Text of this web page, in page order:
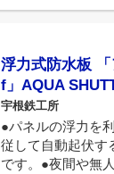
浮力式防水板
f」AQUA
宇根鉄工所
●パネルの浮力を
従して自動起伏す
です。●夜間や無